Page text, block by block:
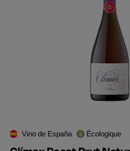
Vino de España Écologique